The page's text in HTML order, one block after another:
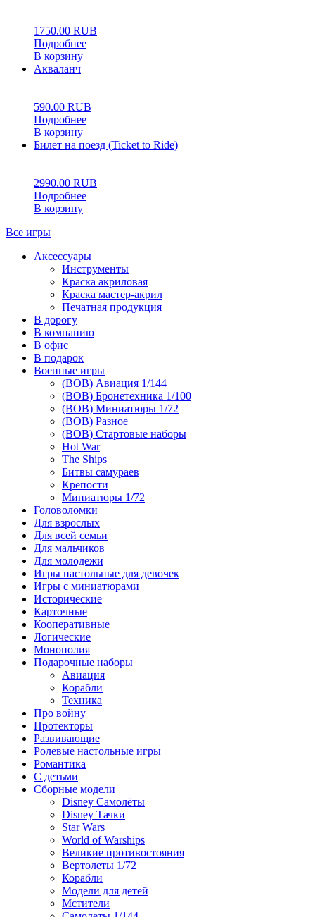
1750.00 RUB
Подробнее
В корзину
Акваланч
590.00 RUB
Подробнее
В корзину
Билет на поезд (Ticket to Ride)
2990.00 RUB
Подробнее
В корзину
Все игры
Аксессуары
Инструменты
Краска акриловая
Краска мастер-акрил
Печатная продукция
В дорогу
В компанию
В офис
В подарок
Военные игры
(ВОВ) Авиация 1/144
(ВОВ) Бронетехника 1/100
(ВОВ) Миниатюры 1/72
(ВОВ) Разное
(ВОВ) Стартовые наборы
Hot War
The Ships
Битвы самураев
Крепости
Миниатюры 1/72
Головоломки
Для взрослых
Для всей семьи
Для мальчиков
Для молодежи
Игры настольные для девочек
Игры с миниатюрами
Исторические
Карточные
Кооперативные
Логические
Монополия
Подарочные наборы
Авиация
Корабли
Техника
Про войну
Протекторы
Развивающие
Ролевые настольные игры
Романтика
С детьми
Сборные модели
Disney Самолёты
Disney Тачки
Star Wars
World of Warships
Великие противостояния
Вертолеты 1/72
Корабли
Модели для детей
Мстители